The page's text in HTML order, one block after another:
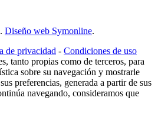
Diseño web Symonline.
de privacidad - Condiciones de uso
tanto propias como de terceros, para
sobre su navegación y mostrarle
preferencias, generada a partir de sus
navegando, consideramos que